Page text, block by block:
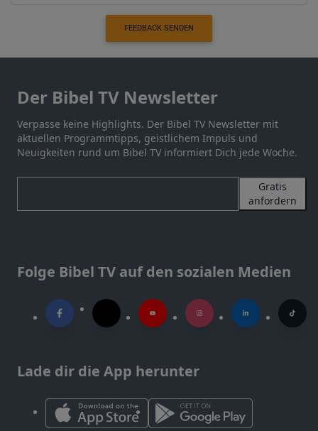
FEEDBACK SENDEN
Der Bibel TV Newsletter
Verpasse keine Highlights. Der Bibel TV Newsletter mit
aktuellen Programmtipps, geistlichem Impuls und
Neuigkeiten rund um Bibel TV informiert Dich jede Woche.
Gratis
anfordern
Folge Bibel TV auf den sozialen Medien
Lade dir die App herunter